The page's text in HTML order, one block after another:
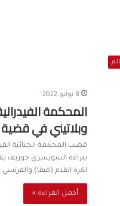
8 يوليو 2022
المحكمة
وبلاتيني في قضية
قضت المحكمة الجنائية
ببراءة السويسري جوزيف
لكرة القدم (فيفا)
أكمل القراءة »